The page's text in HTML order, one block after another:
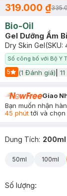
319.000 ₫
Bio-Oil
Gel Dưỡng Ẩm
Dry Skin Gel(SKU:
Số công bố với Bộ Y
5
Start Icon
(1 Đánh giá) 11
Giao
Bạn muốn nhận
45 phúttới và chọn
Dung Tích: 200ml
50ml 100ml
Số lượng: